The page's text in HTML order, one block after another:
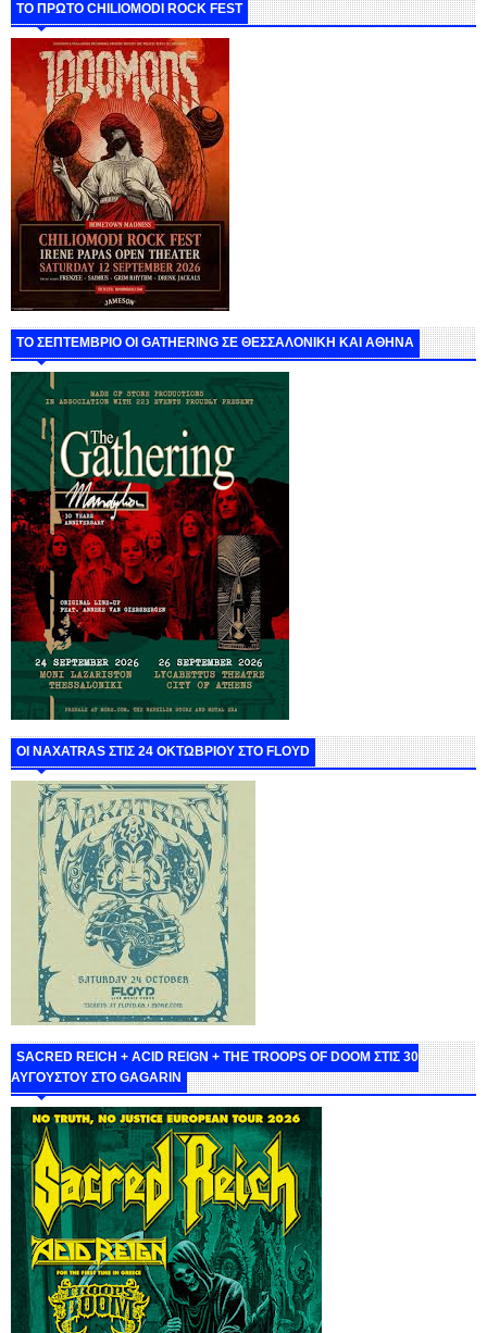
ΤΟ ΠΡΩΤΟ CHILIOMODI ROCK FEST
ΤΟ ΣΕΠΤΕΜΒΡΙΟ ΟΙ GATHERING ΣΕ ΘΕΣΣΑΛΟΝΙΚΗ ΚΑΙ ΑΘΗΝΑ
ΟΙ NAXATRAS ΣΤΙΣ 24 ΟΚΤΩΒΡΙΟΥ ΣΤΟ FLOYD
SACRED REICH + ACID REIGN + THE TROOPS OF DOOM ΣΤΙΣ 30
ΑΥΓΟΥΣΤΟΥ ΣΤΟ GAGARIN